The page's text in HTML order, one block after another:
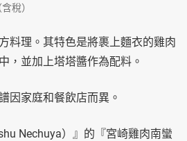
稅）
料理。其特色是將裹上麵衣的雞肉
，並加上塔塔醬作為配料。
因家庭和餐飲店而異。
Nechuya）』的『宮崎雞肉南蠻